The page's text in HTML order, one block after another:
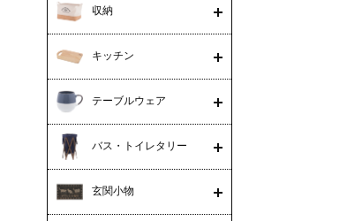
収納
キッチン
テーブルウェア
バス・トイレタリー
玄関小物